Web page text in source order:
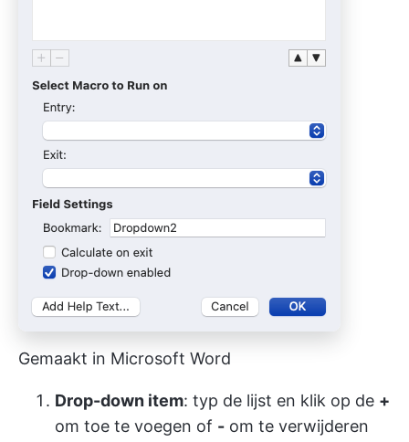
Gemaakt in Microsoft Word
Drop-down item: typ de lijst en klik op de +
om toe te voegen of - om te verwijderen